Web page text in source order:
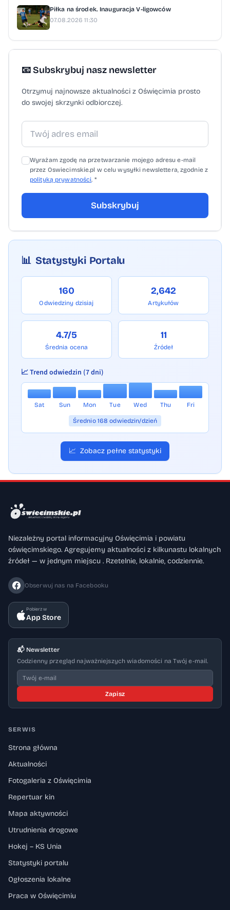
Piłka na środek. Inauguracja V-ligowców
07.08.2026 11:30
📧 Subskrybuj nasz newsletter
Otrzymuj najnowsze aktualności z Oświęcimia prosto
do swojej skrzynki odbiorczej.
Wyrażam zgodę na przetwarzanie mojego adresu e-mail
przez Oswiecimskie.pl w celu wysyłki newslettera, zgodnie z
polityką prywatności. *
Subskrybuj
📊 Statystyki Portalu
160
Odwiedziny dzisiaj
2,642
Artykułów
4.7/5
Średnia ocena
11
Źródeł
📈 Trend odwiedzin (7 dni)
Sat Sun Mon Tue Wed Thu Fri
Średnio 168 odwiedzin/dzień
📈 Zobacz pełne statystyki
Niezależny portal informacyjny Oświęcimia i powiatu
oświęcimskiego. Agregujemy aktualności z kilkunastu lokalnych
źródeł — w jednym miejscu . Rzetelnie, lokalnie, codziennie.
Obserwuj nas na Facebooku
Pobierz w
App Store
📬 Newsletter
Codzienny przegląd najważniejszych wiadomości na Twój e-mail.
Zapisz
SERWIS
Strona główna
Aktualności
Fotogaleria z Oświęcimia
Repertuar kin
Mapa aktywności
Utrudnienia drogowe
Hokej – KS Unia
Statystyki portalu
Ogłoszenia lokalne
Praca w Oświęcimiu